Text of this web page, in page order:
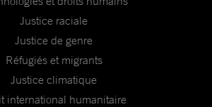
Justice raciale
Justice de genre
Réfugiés et migrants
Justice climatique
international humanitaire